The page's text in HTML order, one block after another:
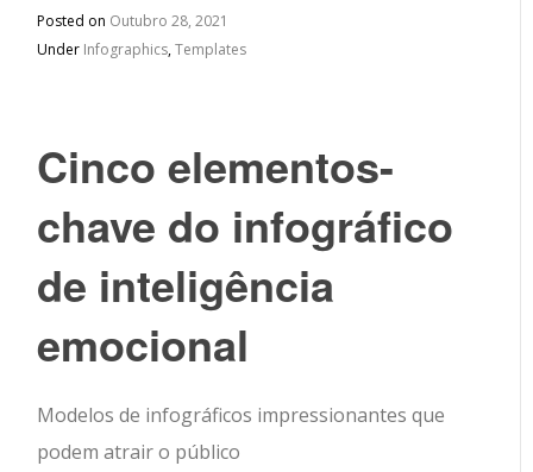
Posted on Outubro 28, 2021
Under Infographics,Templates
Cinco elementos-
chave do infográfico
de inteligência
emocional
Modelos de infográficos impressionantes que
podem atrair o público